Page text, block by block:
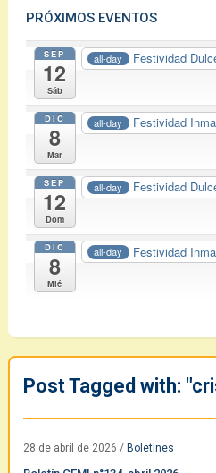
PRÓXIMOS EVENTOS
SEP
12
Sáb
all-day Festividad
DIC
8
Mar
all-day Festividad
SEP
12
Dom
all-day Festividad
DIC
8
Mié
all-day Festividad
Post Tagged with:
28 de abril de 2026 / Boletines